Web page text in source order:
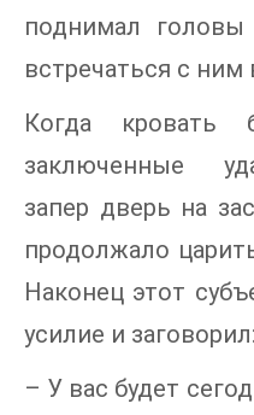
поднимал головы
встречаться с ним
Когда кровать
заключенные
запер дверь на
продолжало
Наконец этот
усилие и заговорил:
– У вас будет